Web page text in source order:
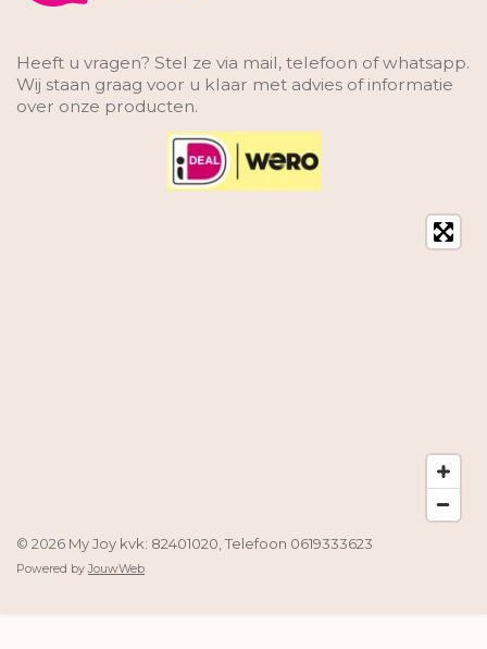
Heeft u vragen? Stel ze via mail, telefoon of whatsapp.
Wij staan graag voor u klaar met advies of informatie
over onze producten.
© 2026 My Joy kvk: 82401020, Telefoon 0619333623
Powered by JouwWeb